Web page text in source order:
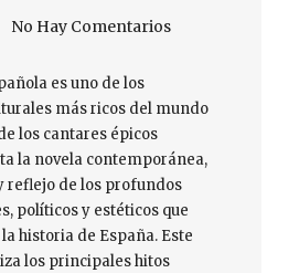
No Hay Comentarios
es uno de los
más ricos del mundo
los cantares épicos
la novela contemporánea,
reflejo de los profundos
políticos y estéticos que
historia de España. Este
los principales hitos